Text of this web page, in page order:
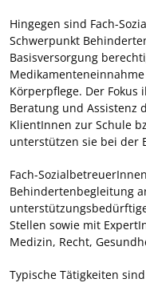
Hingegen sind Fach-
Schwerpunkt
Basisversorgung
Körperpflege. Der
Beratung und Assistenz
KlientInnen zur Schule
unterstützen sie bei der
Fach-
Behindertenbegleitung
Stellen sowie mit
Medizin, Recht,
Typische Tätigkeiten sind